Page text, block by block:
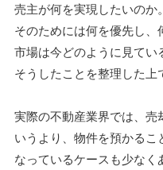
売主が何を実現したいのか。
そのためには何を優先し、
市場は今どのように見てい
そうしたことを整理した上
実際の不動産業界では、売
いうより、物件を預かる
なっているケースも少な